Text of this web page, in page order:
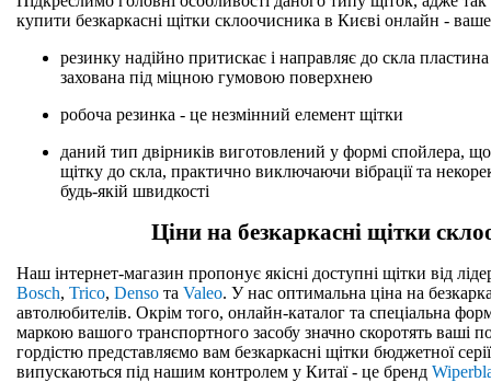
купити безкаркасні щітки склоочисника в Києві онлайн -
резинку надійно притискає і направляє до скла
захована під міцною гумовою поверхнею
робоча резинка - це незмінний елемент щітки
даний тип двірників виготовлений у формі спойлера,
щітку до скла, практично виключаючи вібрації та
будь-якій швидкості
Ціни на безкаркасні щітки
Наш інтернет-магазин пропонує якісні доступні щітки від
Bosch, Trico, Denso та Valeo. У нас оптимальна ціна на
автолюбителів. Окрім того, онлайн-каталог та спеціальна
маркою вашого транспортного засобу значно скоротять ваші
гордістю представляємо вам безкаркасні щітки бюджетної
випускаються під нашим контролем у Китаї - це бренд